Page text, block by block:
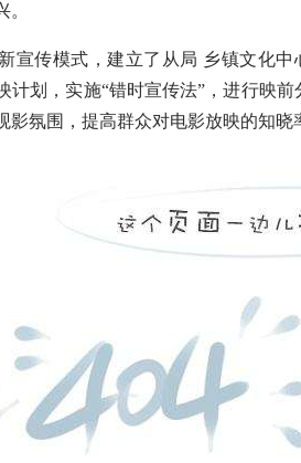
传模式，建立了从局 乡镇文化中
计划，实施“错时宣传法”，进行映
影氛围，提高群众对电影放映的知